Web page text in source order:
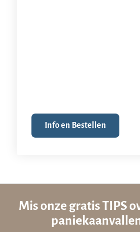
Info en Bestellen
Mis onze gratis TIPS